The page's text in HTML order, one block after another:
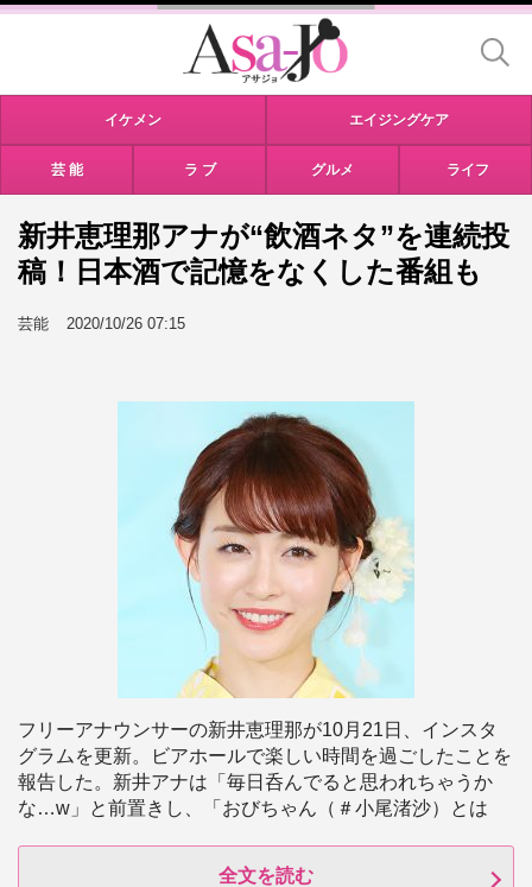
イケメン エイジングケア
芸 能 ラ ブ グルメ ライフ
新井恵理那アナが“飲酒ネタ”を連続投
稿！日本酒で記憶をなくした番組も
芸能 2020/10/26 07:15
フリーアナウンサーの新井恵理那が10月21日、インスタ
グラムを更新。ビアホールで楽しい時間を過ごしたことを
報告した。新井アナは「毎日呑んでると思われちゃうか
な…w」と前置きし、「おびちゃん（＃小尾渚沙）とは
全文を読む